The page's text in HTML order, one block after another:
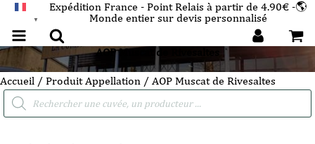
▼
Expédition France - Point Relais à partir de 4.90€ -🌎
Monde entier sur devis personnalisé
AOP Muscat de Rivesaltes
Accueil / Produit Appellation / AOP Muscat de Rivesaltes
Recherche